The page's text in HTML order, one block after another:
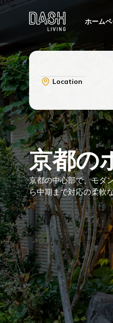
ホーム
Location
京都の
京都の中心部で、モダ
ら中期まで対応の柔軟